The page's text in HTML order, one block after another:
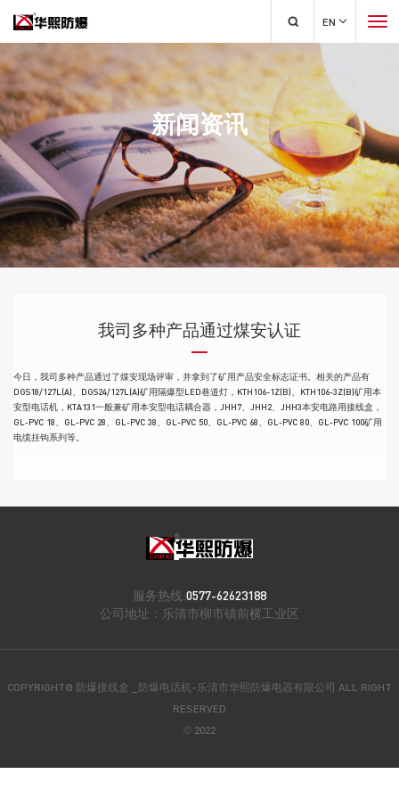
EN
新闻资讯
我司多种产品通过煤安认证
今日，我司多种产品通过了煤安现场评审，并拿到了矿用产品安全标志证书。相关的产品有
DGS18/127L(A)、DGS24/127L(A)矿用隔爆型LED巷道灯，KTH106-1Z(B)、KTH106-3Z(B)矿用本
安型电话机，KTA131一般兼矿用本安型电话耦合器，JHH7、JHH2、JHH3本安电路用接线盒，
GL-PVC 18、GL-PVC 28、GL-PVC 38、GL-PVC 50、GL-PVC 68、GL-PVC 80、GL-PVC 100矿用
电缆挂钩系列等。
服务热线:0577-62623188
公司地址： 乐清市柳市镇前横工业区
COPYRIGHT@ 防爆接线盒 _防爆电话机-乐清市华熙防爆电器有限公司 ALL RIGHT
RESERVED
© 2022